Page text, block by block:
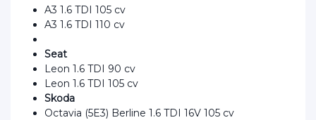
A3 1.6 TDI 105 cv
A3 1.6 TDI 110 cv
Seat
Leon 1.6 TDI 90 cv
Leon 1.6 TDI 105 cv
Skoda
Octavia (5E3) Berline 1.6 TDI 16V 105 cv